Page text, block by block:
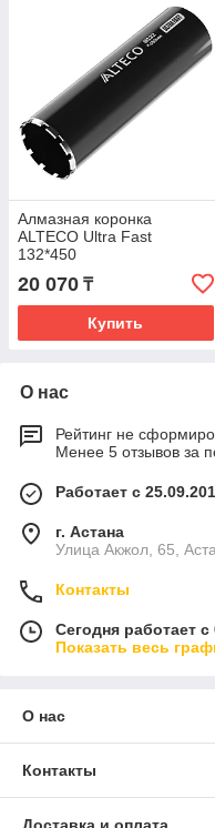
Алмазная коронка
ALTECO Ultra Fast
132*450
20 070 ₸
Купить
О нас
Рейтинг не
Менее 5 отзывов за
Работает с
г. Астана
Улица Акжол, 65,
Контакты
Сегодня работает
Показать весь
О нас
Контакты